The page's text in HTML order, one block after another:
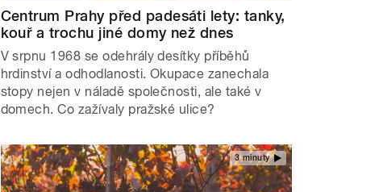
Centrum Prahy před padesáti lety: tanky,
kouř a trochu jiné domy než dnes
V srpnu 1968 se odehrály desítky příběhů
hrdinství a odhodlanosti. Okupace zanechala
stopy nejen v náladě společnosti, ale také v
domech. Co zažívaly pražské ulice?
3 minuty